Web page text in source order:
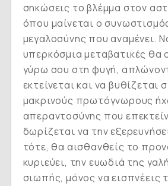
σηκώσεις το βλέμμα στον
όπου μαίνεται ο
μεγαλοσύνης που αναμένει.
υπερκόσμια μεταβατικές θα
γύρω σου στη φυγή,
εκτείνεται και να βυθίζεται
μακρινούς πρωτόγνωρους
απεραντοσύνης που
δωρίζεται να την
τότε, θα αισθανθείς το
κυριεύει, την ευωδιά της
σιωπής, μόνος να εισπνέεις